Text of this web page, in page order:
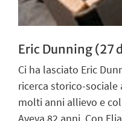
Eric Dunning (27
Ci ha lasciato Eric
ricerca storico-
molti anni allievo e